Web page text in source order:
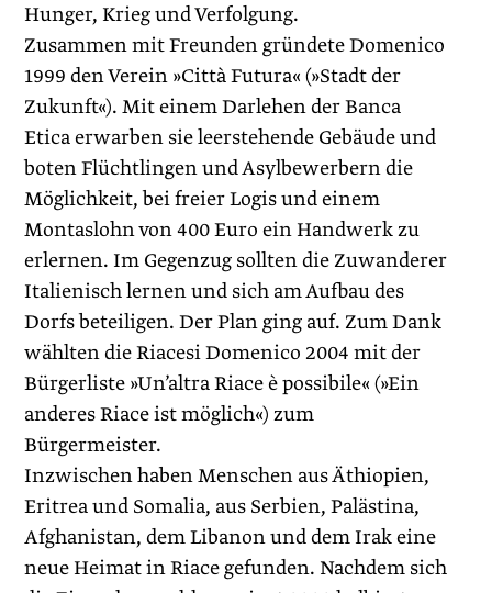
Hunger, Krieg und Verfolgung.
Zusammen mit Freunden gründete Domenico
1999 den Verein »Città Futura« (»Stadt der
Zukunft«). Mit einem Darlehen der Banca
Etica erwarben sie leerstehende Gebäude und
boten Flüchtlingen und Asylbewerbern die
Möglichkeit, bei freier Logis und einem
Montaslohn von 400 Euro ein Handwerk zu
erlernen. Im Gegenzug sollten die Zuwanderer
Italienisch lernen und sich am Aufbau des
Dorfs beteiligen. Der Plan ging auf. Zum Dank
wählten die Riacesi Domenico 2004 mit der
Bürgerliste »Un’altra Riace è possibile« (»Ein
anderes Riace ist möglich«) zum
Bürgermeister.
Inzwischen haben Menschen aus Äthiopien,
Eritrea und Somalia, aus Serbien, Palästina,
Afghanistan, dem Libanon und dem Irak eine
neue Heimat in Riace gefunden. Nachdem sich